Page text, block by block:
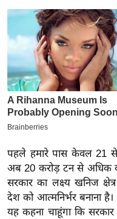
इ
ई
-
पे
प
र
मि
सा
ल
बे
मि
पहले हमारे पास केवल 21 से
अब 20 करोड़ टन से अधिक
सरकार का लक्ष्य खनिज
देश को आत्मनिर्भर बनाना
यह कहना चाहूंगा कि